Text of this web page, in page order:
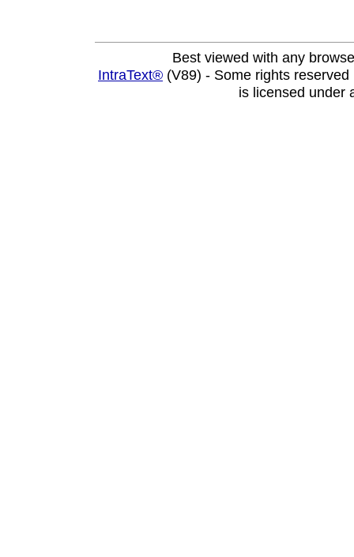
Best viewed with any
IntraText® (V89) - Some rights
is licensed under